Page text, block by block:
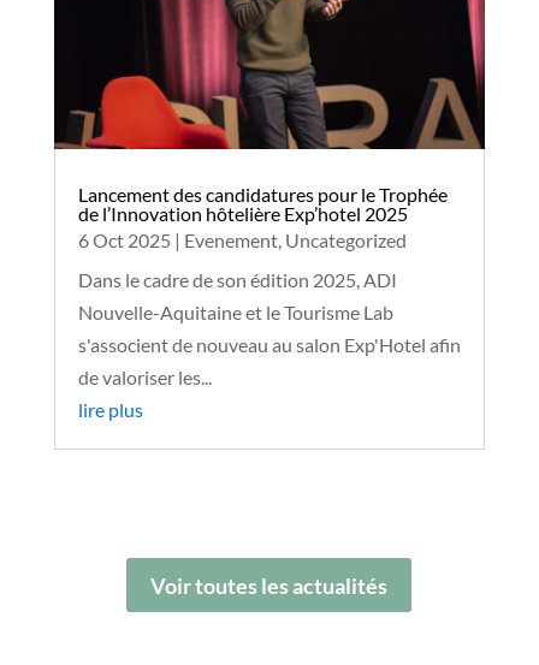
Lancement des candidatures pour le Trophée
de l’Innovation hôtelière Exp’hotel 2025
6 Oct 2025 | Evenement, Uncategorized
Dans le cadre de son édition 2025, ADI
Nouvelle-Aquitaine et le Tourisme Lab
s'associent de nouveau au salon Exp'Hotel afin
de valoriser les...
lire plus
Voir toutes les actualités